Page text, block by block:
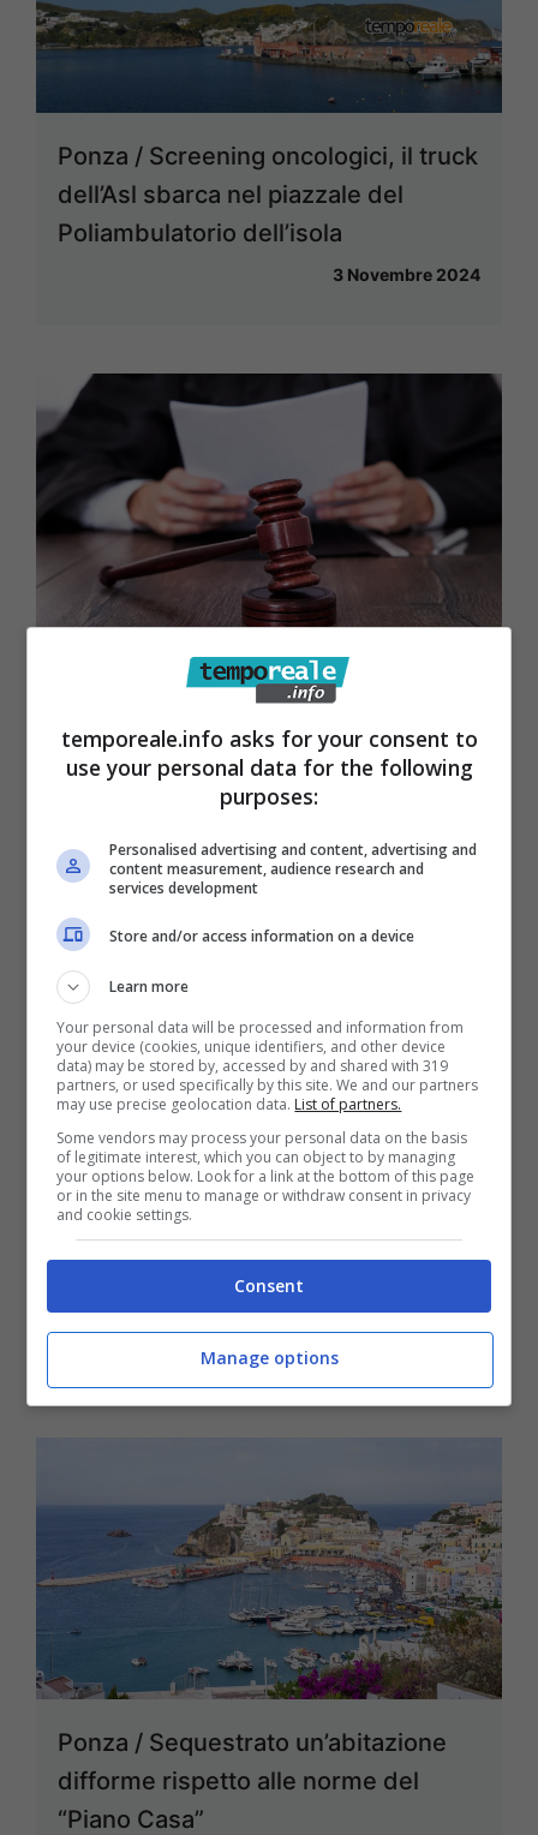
Ponza / Screening oncologici, il truck
dell’Asl sbarca nel piazzale del
Poliambulatorio dell’isola
3 Novembre 2024
Ponza / Accusato di maltrattare la
sua compagna, assolto imprenditore
35enne dell’isola
Ponza / Sorpreso a pescare con
metodi illegali, sequestro e sanzione
della Guardia Costiera
31 Ottobre 2024
Ponza / Sequestrato un’abitazione
difforme rispetto alle norme del
“Piano Casa”
temporeale.info asks for your consent to
use your personal data for the following
purposes:
Personalised advertising and content, advertising and
content measurement, audience research and
services development
Store and/or access information on a device
Learn more
Your personal data will be processed and information from
your device (cookies, unique identifiers, and other device
data) may be stored by, accessed by and shared with 319
partners, or used specifically by this site. We and our partners
may use precise geolocation data. List of partners.
Some vendors may process your personal data on the basis
of legitimate interest, which you can object to by managing
your options below. Look for a link at the bottom of this page
or in the site menu to manage or withdraw consent in privacy
and cookie settings.
Consent
Manage options